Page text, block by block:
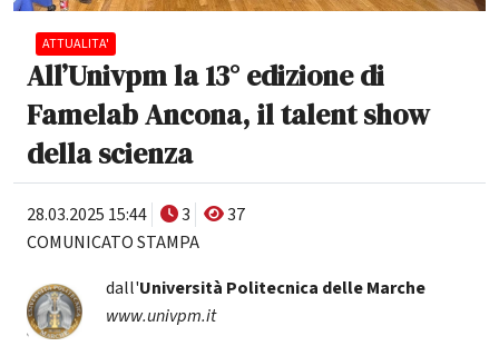
ATTUALITA'
All’Univpm la 13° edizione di
Famelab Ancona, il talent show
della scienza
28.03.2025 15:44 3
37
COMUNICATO STAMPA
dall'Università Politecnica delle Marche
www.univpm.it